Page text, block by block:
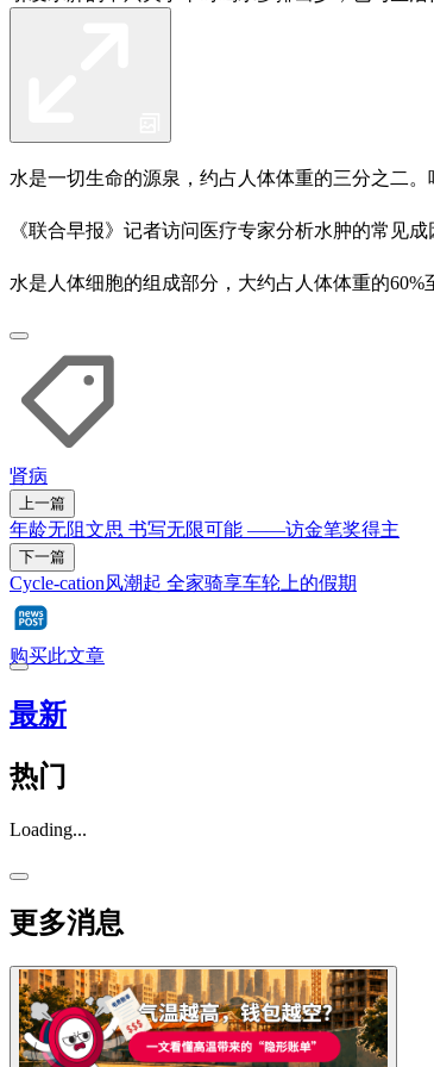
水是一切生命的源泉，约占人体体重的三分之二
《联合早报》记者访问医疗专家分析水肿的常见
水是人体细胞的组成部分，大约占人体体重的60%
肾病
上一篇
年龄无阻文思 书写无限可能 ——访金笔奖得主
下一篇
Cycle-cation风潮起 全家骑享车轮上的假期
购买此文章
最新
热门
Loading...
更多消息